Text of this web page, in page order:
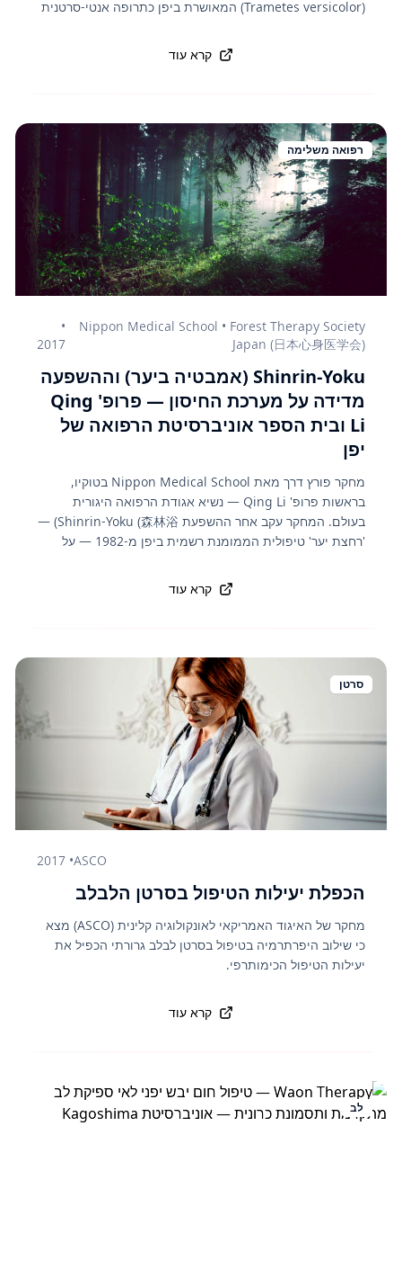
(Trametes versicolor) המאושרת ביפן כתרופה אנטי-סרטנית
התוצאות: תוספת PSK לכימותרפיה סטנדרטית העלתה את
ומנותנת למטופלי סרטן במסגרת הסל הבריאות הלאומי —
דוגמה לשילוב בין רפואה מסורתית (פיטותרפיה) לרפואה
מודרנית ביפן.
קרא עוד
רפואה משלימה
Nippon Medical School • Forest Therapy Society
Japan (日本心身医学会)
•
2017
Shinrin-Yoku (אמבטיה ביער) וההשפעה
מדידה על מערכת החיסון — פרופ' Qing
Li ובית הספר אוניברסיטת הרפואה של
יפן
מחקר פורץ דרך מאת Nippon Medical School בטוקיו,
בראשות פרופ' Qing Li — נשיא אגודת הרפואה היגורית
בעולם. המחקר עקב אחר ההשפעת Shinrin-Yoku (森林浴) —
'רחצת יער' טיפולית הממומנת רשמית ביפן מ-1982 — על
פעילות תאי ה-NK (תאי הרוצחים הטבעיים — הקו ההגנה
הראשון נגד תאי סרטן) ב-50%, העלתה חילבון את רמת חלבוני
כתרופה מונעת בידהות הבריאות היפני — תחת תכנית 'אורח
חיים בריא' הלאומית, ומטופל ב-65 יערות טיפול יער מוסמכים
ביפן.
קרא עוד
סרטן
ASCO
•
2017
הכפלת יעילות הטיפול בסרטן הלבלב
מחקר של האיגוד האמריקאי לאונקולוגיה קלינית (ASCO) מצא
כי שילוב היפרתרמיה בטיפול בסרטן לבלב גרורתי הכפיל את
יעילות הטיפול הכימותרפי.
קרא עוד
לב